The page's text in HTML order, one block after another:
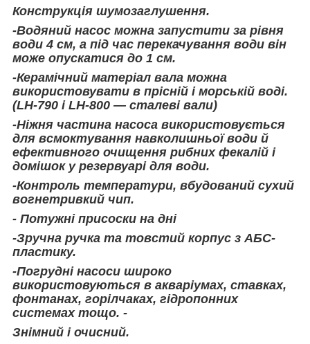
Конструкція шумозаглушення.
-Водяний насос можна запустити за рівня
води 4 см, а під час перекачування води він
може опускатися до 1 см.
-Керамічний матеріал вала можна
використовувати в прісній і морській воді.
(LH-790 і LH-800 — сталеві вали)
-Ніжня частина насоса використовується
для всмоктування навколишньої води й
ефективного очищення рибних фекалій і
домішок у резервуарі для води.
-Контроль температури, вбудований сухий
вогнетривкий чип.
- Потужні присоски на дні
-Зручна ручка та товстий корпус з АБС-
пластику.
-Погрудні насоси широко
використовуються в акваріумах, ставках,
фонтанах, горілчаках, гідропонних
системах тощо. -
Знімний і очисний.